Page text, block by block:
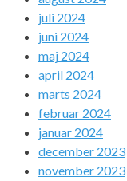
juli 2024
juni 2024
maj 2024
april 2024
marts 2024
februar 2024
januar 2024
december 2023
november 2023